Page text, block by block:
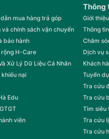
mua hàng trả góp
và chính sách vận chuyển
bảo hành
rộng H-Care
Xử Lý Dữ Liệu Cá Nhân
khiếu nại
Edu
viên
Thông
Giới
Thông
Chăm
Dịch vụ
Khách
Tuyển
Tra cứu
Tra cứu
Tìm siêu
Tra cứu
Tra cứu